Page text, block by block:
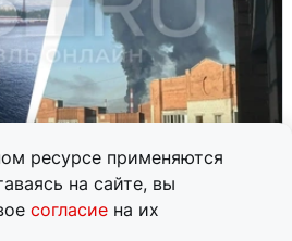
ресурсе применяются
на сайте, вы
согласие на их
на Ярославль: